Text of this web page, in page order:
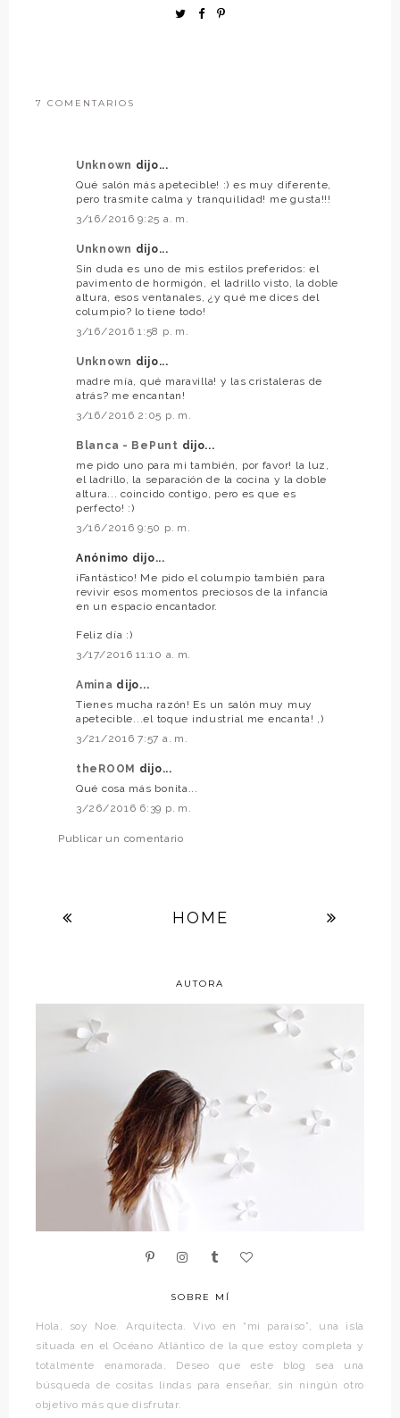
7 COMENTARIOS
Unknown dijo...
Qué salón más apetecible! :) es muy diferente,
pero trasmite calma y tranquilidad! me gusta!!!
3/16/2016 9:25 a. m.
Unknown dijo...
Sin duda es uno de mis estilos preferidos: el
pavimento de hormigón, el ladrillo visto, la doble
altura, esos ventanales, ¿y qué me dices del
columpio? lo tiene todo!
3/16/2016 1:58 p. m.
Unknown dijo...
madre mía, qué maravilla! y las cristaleras de
atrás? me encantan!
3/16/2016 2:05 p. m.
Blanca - BePunt dijo...
me pido uno para mi también, por favor! la luz,
el ladrillo, la separación de la cocina y la doble
altura... coincido contigo, pero es que es
perfecto! :)
3/16/2016 9:50 p. m.
Anónimo dijo...
¡Fantástico! Me pido el columpio también para
revivir esos momentos preciosos de la infancia
en un espacio encantador.
Feliz día :)
3/17/2016 11:10 a. m.
Amina dijo...
Tienes mucha razón! Es un salón muy muy
apetecible...el toque industrial me encanta! ,)
3/21/2016 7:57 a. m.
theROOM dijo...
Qué cosa más bonita...
3/26/2016 6:39 p. m.
Publicar un comentario
HOME
AUTORA
SOBRE MÍ
Hola, soy Noe. Arquitecta. Vivo en “mi paraíso”, una isla
situada en el Océano Atlántico de la que estoy completa y
totalmente enamorada. Deseo que este blog sea una
búsqueda de cositas lindas para enseñar, sin ningún otro
objetivo más que disfrutar.